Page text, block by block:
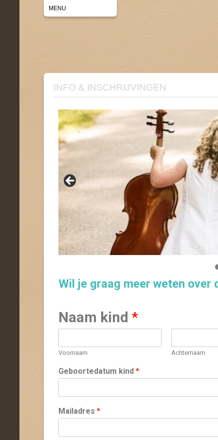
MENU
INFO & INSCHRIJVINGEN
Wil je graag meer weten
Naam kind *
Voornaam Achternaam
Geboortedatum kind *
Mailadres *